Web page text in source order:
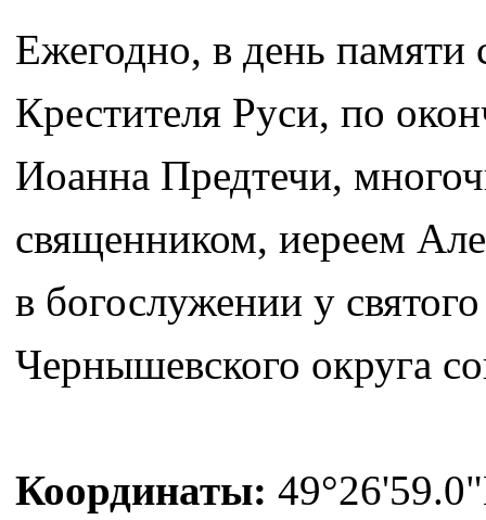
Ежегодно, в день памяти
Крестителя Руси, по
Иоанна Предтечи,
священником, иереем
в богослужении у
Чернышевского округа
Координаты: